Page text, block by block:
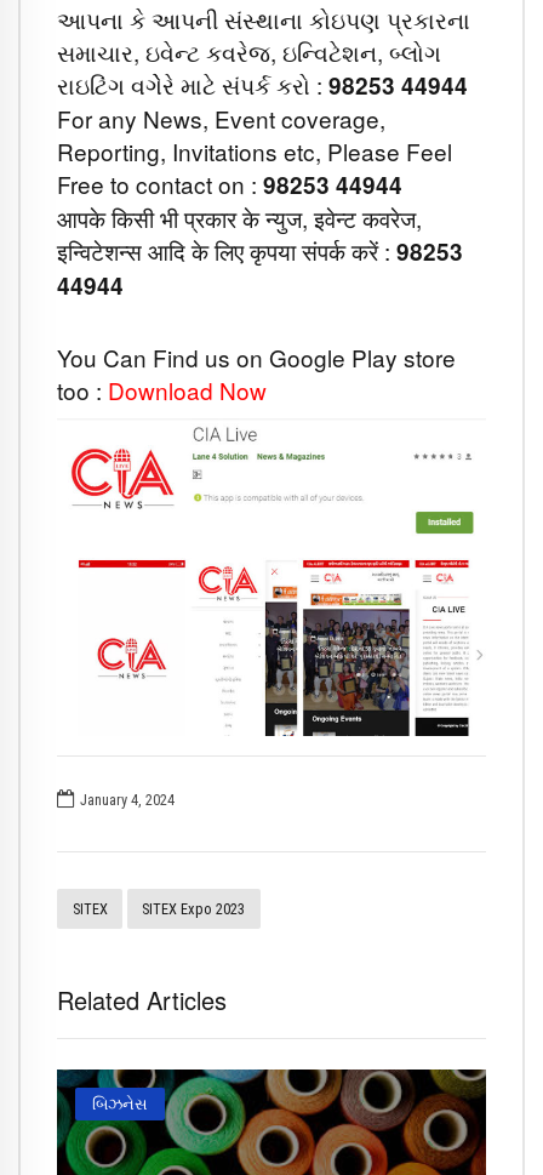
January 4, 2024
SITEX SITEX Expo 2023
Related Articles
બિઝનેસ
આપના કે આપની સંસ્થાના કોઇપણ પ્રકારના
સમાચાર, ઇવેન્ટ કવરેજ, ઇન્વિટેશન, બ્લોગ
રાઇટિંગ વગેેરે માટે સંપર્ક કરો : 98253 44944
For any News, Event coverage,
Reporting, Invitations etc, Please Feel
Free to contact on : 98253 44944
आपके किसी भी प्रकार के न्युज, इवेन्ट कवरेज,
इन्विटेशन्स आदि के लिए कृपया संपर्क करें : 98253
44944
You Can Find us on Google Play store
too : Download Now